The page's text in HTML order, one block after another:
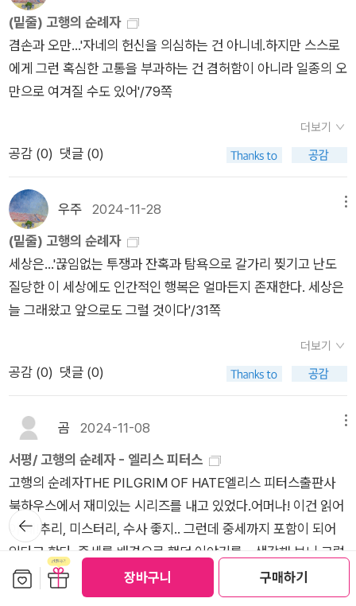
장바구니 구매하기
도 모여들었단다. 그 중에 시미언 포어라는 자가 있었어. 상인이
라고 속이고 수도원에 왔지만, 그는 범죄자였어.…그런데 키아란
은 주교로부터 받은 반지가 사라지는 사건이 일어났어. 이 반지는
키아란에게는통행 허가증과 마찬가지였기 때문에 이 반지가 없
으면 순례를 할 수 없었단다. 키아란은 슈루즈베리 성바오로 수도
원을 거쳐 웨일즈까지 순례할 계획을 가지고 있었단다. 수도원장
은 키아란의 반지를 훔친 범인이도망가지 못하도록 수도원 문을
지는 못했단다. 흐륀은뼈 통증 증상으로 캐드펠 수사로부터 치료
를 받았는데, 전날 시미언 포어가 키아란의 반지를 훔치는데 사용
했을것으로 의심되는 단도를 가지고 있는 걸 봤다고 했어. 하지만
소지품 검사를 할 때는 그런 단도는 나오지않았단다. 하기야 반
지든 단도든수도원 어딘가에 숨겨 놓으면 될 테니… 휴 베링어가
사기꾼들을 잡기 위해 수사망을 넓히자 시미언 포어는도망가버
있었어. 그에게 물어보니 시미언 포어에게 돈 주고 샀다고 했어.
키아란의반지는 역시나 시미언 포어의 짓이였나 보구나. …황후
의 사절 올리비에라는 사람이 도착했어. 올리비에도 캐드펠 수사
시리즈 6권에서 나왔던 사람으로 알고 보니 캐드펠의 숨겨진 아
단다. 6권에서 이야기했듯이 올리비에가 자신의 아들이라는사실
을 캐드펠도 최근에 알게 되었고, 그 사실을 아들에게는 여전히
비밀로 하고 있었단다. 그런 올리비에가 모드 황후의 사절이 되어
수도원에 다시 왔단다. 올리비에가수도원에 온 이유는 앞서 이야
기했던 살해당한 라이날드 보사르의 수하이자 법적 상속인 뤼크
메버렐이라는 사람을 찾으러 온 거야. 라이날드가 죽고 나서 뤼크
(밑줄) 고행의 순례자
겸손과 오만...'자네의 헌신을 의심하는 건 아니네.하지만 스스로
에게 그런 혹심한 고통을 부과하는 건 겸허함이 아니라 일종의 오
만으로 여겨질 수도 있어'/79쪽
더보기
공감 (0) 댓글 (0)
우주 2024-11-28
(밑줄) 고행의 순례자
세상은...'끊임없는 투쟁과 잔혹과 탐욕으로 갈가리 찢기고 난도
질당한 이 세상에도 인간적인 행복은 얼마든지 존재한다. 세상은
늘 그래왔고 앞으로도 그럴 것이다'/31쪽
더보기
공감 (0) 댓글 (0)
곰 2024-11-08
서평/ 고행의 순례자 - 엘리스 피터스
고행의 순례자THE PILGRIM OF HATE엘리스 피터스출판사
북하우스에서 재미있는 시리즈를 내고 있었다.어머나! 이건 읽어
야 돼!추리, 미스터리, 수사 좋지.. 그런데 중세까지 포함이 되어
있다고 한다. 중세를 배경으로 했던 이야기를 .. 생각해 보니 그렇
게 많이 본 적이 없는 것 같다. 그래도 중세는 뭔가 낭만이 꽃 피
난 말이지?사람 사는 곳은 어디나 비슷비슷하겠지만 그 시대의
뒤로가
기